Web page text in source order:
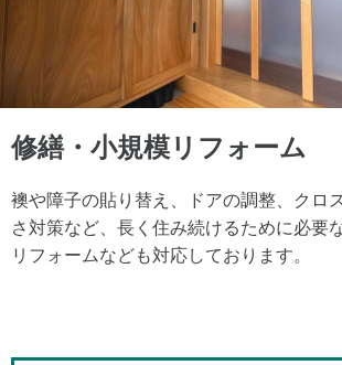
修繕・小規模リフォーム
襖や障子の貼り替え、ドアの調整、クロ
さ対策など、長く住み続けるために必要
リフォームなども対応しております。